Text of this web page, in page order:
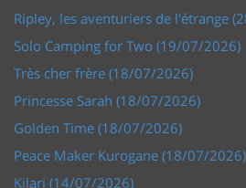
Ripley, les aventuriers de l'étrange
Solo Camping for Two (19/07/2026)
Très cher frère (18/07/2026)
Princesse Sarah (18/07/2026)
Golden Time (18/07/2026)
Peace Maker Kurogane (18/07/2026)
Kilari (14/07/2026)